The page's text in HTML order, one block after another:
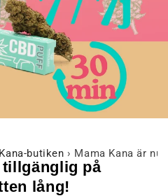
butiken › Mama Kana är
tillgänglig på
lång!